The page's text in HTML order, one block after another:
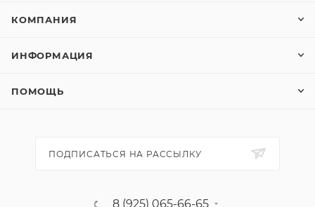
КОМПАНИЯ
ИНФОРМАЦИЯ
ПОМОЩЬ
ПОДПИСАТЬСЯ НА РАССЫЛКУ
8 (925) 065-66-65